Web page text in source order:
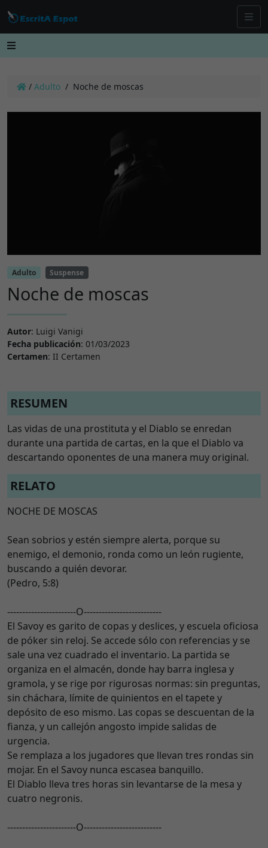
/ Adulto / Noche de moscas
Adulto Suspense
Noche de moscas
Autor: Luigi Vanigi
Fecha publicación: 01/03/2023
Certamen: II Certamen
RESUMEN
Las vidas de una prostituta y el Diablo se enredan
durante una partida de cartas, en la que el Diablo va
descartando oponentes de una manera muy original.
RELATO
NOCHE DE MOSCAS
Sean sobrios y estén siempre alerta, porque su
enemigo, el demonio, ronda como un león rugiente,
buscando a quién devorar.
(Pedro, 5:8)
-----------------------O--------------------------
El Savoy es garito de copas y deslices, y escuela oficiosa
de póker sin reloj. Se accede sólo con referencias y se
sale una vez cuadrado el inventario. La partida se
organiza en el almacén, donde hay barra inglesa y
gramola, y se rige por rigurosas normas: sin preguntas,
sin cháchara, límite de quinientos en el tapete y
depósito de eso mismo. Las copas se descuentan de la
fianza, y un callejón angosto impide salidas de
urgencia.
Se remplaza a los jugadores que llevan tres rondas sin
mojar. En el Savoy nunca escasea banquillo.
El Diablo lleva tres horas sin levantarse de la mesa y
cuatro negronis.
-----------------------O--------------------------